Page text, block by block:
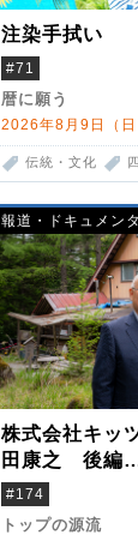
注染手拭い
#71
暦に願う
2026年8月9日（
伝統・文化
報道・ドキュメン
株式会社キ
田康之 後編
米国駐在でも
小屋を営んだ
#174
トップの源流